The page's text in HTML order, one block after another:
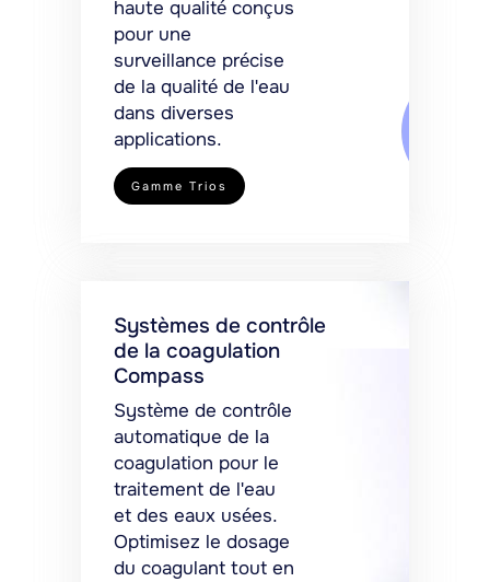
haute qualité conçus
pour une
surveillance précise
de la qualité de l'eau
dans diverses
applications.
Gamme Trios
Systèmes de contrôle
de la coagulation
Compass
Système de contrôle
automatique de la
coagulation pour le
traitement de l'eau
et des eaux usées.
Optimisez le dosage
du coagulant tout en